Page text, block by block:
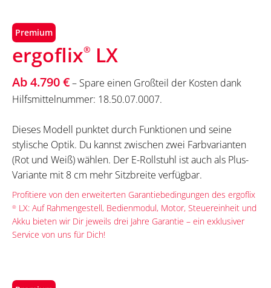
Premium
ergoflix® LX
Ab 4.790 €– Spare einen Großteil der Kosten dank
Hilfsmittelnummer: 18.50.07.0007.
Dieses Modell punktet durch Funktionen und seine
stylische Optik. Du kannst zwischen zwei Farbvarianten
(Rot und Weiß) wählen. Der E-Rollstuhl ist auch als Plus-
Variante mit 8 cm mehr Sitzbreite verfügbar.
Profitiere von den erweiterten Garantiebedingungen des ergoflix
® LX: Auf Rahmengestell, Bedienmodul, Motor, Steuereinheit und
Akku bieten wir Dir jeweils drei Jahre Garantie – ein exklusiver
Service von uns für Dich!